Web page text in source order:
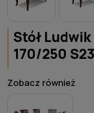
Stół
170/250
Zobacz również